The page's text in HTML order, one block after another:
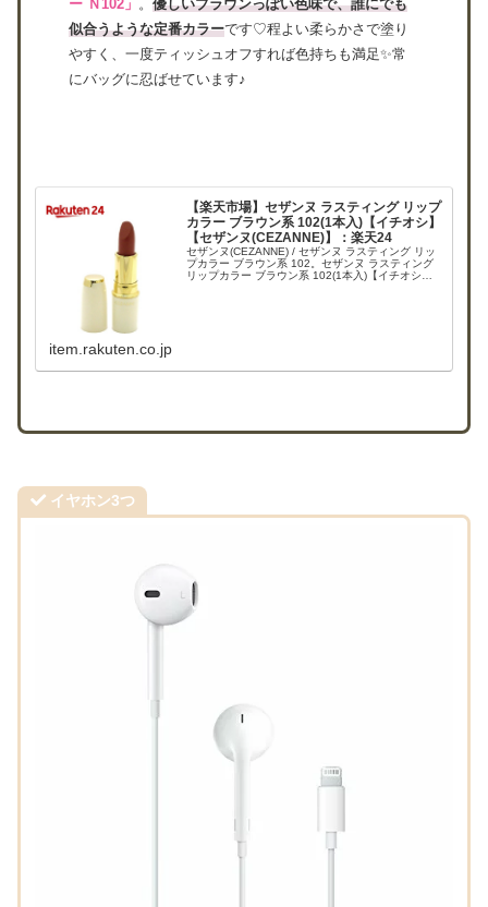
ー Ｎ102」 。 優しいブラウンっぽい色味で、誰にでも
似合うような定番カラーです♡程よい柔らかさで塗り
やすく、一度ティッシュオフすれば色持ちも満足✨常
にバッグに忍ばせています♪
【楽天市場】セザンヌ ラスティング リップ
カラー ブラウン系 102(1本入)【イチオシ】
【セザンヌ(CEZANNE)】：楽天24
セザンヌ(CEZANNE) / セザンヌ ラスティング リッ
プカラー ブラウン系 102。セザンヌ ラスティング
リップカラー ブラウン系 102(1本入)【イチオシ】
item.rakuten.co.jp
イヤホン3つ